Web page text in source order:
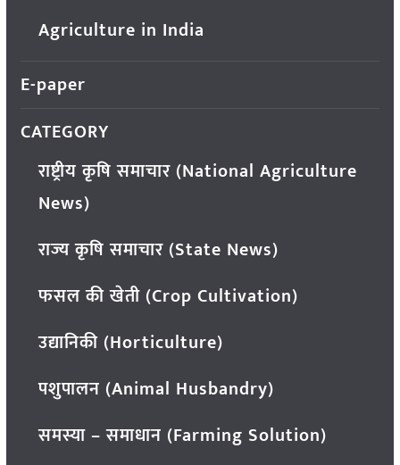
Agriculture in India
E-paper
CATEGORY
राष्ट्रीय कृषि समाचार (National Agriculture
News)
राज्य कृषि समाचार (State News)
फसल की खेती (Crop Cultivation)
उद्यानिकी (Horticulture)
पशुपालन (Animal Husbandry)
समस्या – समाधान (Farming Solution)